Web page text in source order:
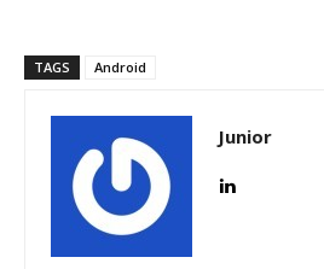
TAGS Android
Junior